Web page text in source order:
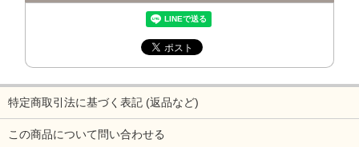
特定商取引法に基づく表記 (返品など)
この商品について問い合わせる